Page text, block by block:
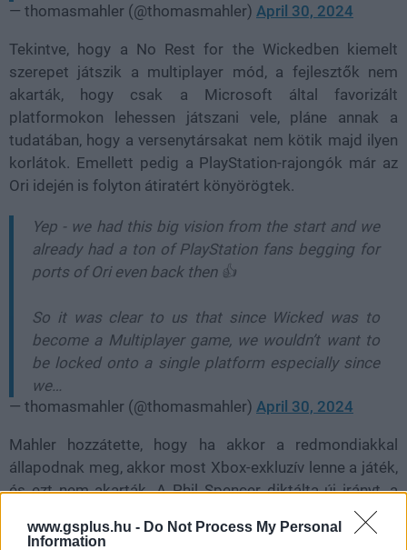
www.gsplus.hu - Do Not Process My Personal
Information
— thomasmahler (@thomasmahler) April 30, 2024
Tekintve, hogy a No Rest for the Wickedben kiemelt
szerepet játszik a multiplayer mód, a fejlesztők nem
akarták, hogy csak a Microsoft által favorizált
platformokon lehessen játszani vele, pláne annak a
tudatában, hogy a versenytársakat nem kötik majd ilyen
korlátok. Emellett pedig a PlayStation-rajongók már az
Ori idején is folyton átiratért könyörögtek.
Yep - we had this big vision from the start and we
already had a ton of PlayStation fans begging for
ports of Ori even back then 👍
So it was clear to us that since Wicked was to
become a Multiplayer game, we wouldn’t want to
be locked onto a single platform especially since
we…
— thomasmahler (@thomasmahler) April 30, 2024
Mahler hozzátette, hogy ha akkor a redmondiakkal
állapodnak meg, akkor most Xbox-exkluzív lenne a játék,
és ezt nem akarták. A Phil Spencer diktálta új irányt, a
konkurens platformok felé történő nyitást ellenben
nagyon rokonszenvesnek találja, és őszintén örülne neki,